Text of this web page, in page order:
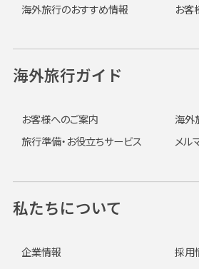
海外旅行のおすすめ情報
お客
海外旅行ガイド
お客様へのご案内
海外
旅行準備・お役立ちサービス
メル
私たちについて
企業情報 採用